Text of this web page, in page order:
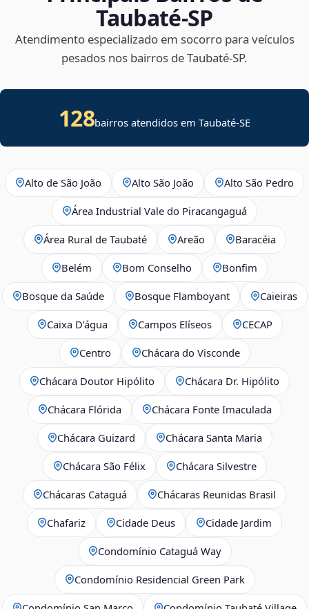
Taubaté‑SP
Atendimento especializado em socorro para veículos
pesados nos bairros de Taubaté‑SP.
128bairros atendidos emTaubaté-SE
Alto de São João Alto São João Alto São Pedro
Área Industrial Vale do Piracangaguá
Área Rural de Taubaté Areão Baracéia
Belém Bom Conselho Bonfim
Bosque da Saúde Bosque Flamboyant Caieiras
Caixa D’água Campos Elíseos CECAP
Centro Chácara do Visconde
Chácara Doutor Hipólito Chácara Dr. Hipólito
Chácara Flórida Chácara Fonte Imaculada
Chácara Guizard Chácara Santa Maria
Chácara São Félix Chácara Silvestre
Chácaras Cataguá Chácaras Reunidas Brasil
Chafariz Cidade Deus Cidade Jardim
Condomínio Cataguá Way
Condomínio Residencial Green Park